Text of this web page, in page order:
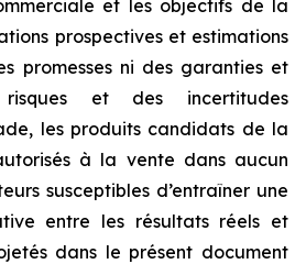
et les objectifs de la
prospectives et estimations
promesses ni des garanties et
et des incertitudes
les produits candidats de la
à la vente dans aucun
susceptibles d’entraîner une
entre les résultats réels et
dans le présent document